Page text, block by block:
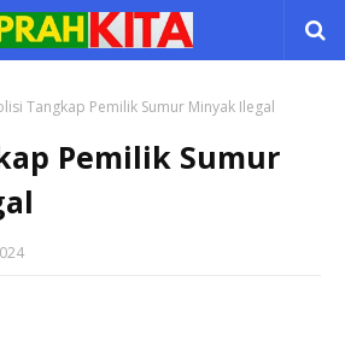
Tangkap Pemilik Sumur Minyak Ilegal
Pemilik Sumur